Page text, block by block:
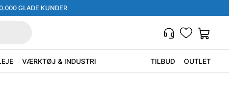
GLADE KUNDER
VÆRKTØJ & INDUSTRI TILBUD OUTLET